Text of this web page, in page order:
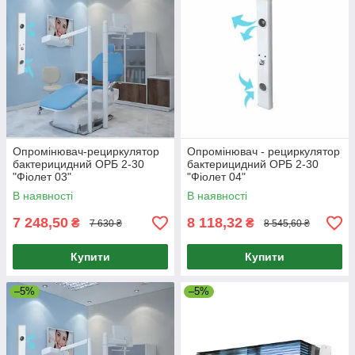
Опромінювач-рециркулятор
бактерицидний ОРБ 2-30
"Фіолет 03"
В наявності
7 248,50 ₴ 7 630 ₴
Купити
Опромінювач - рециркулятор
бактерицидний ОРБ 2-30
"Фіолет 04"
В наявності
8 118,32 ₴ 8 545,60 ₴
Купити
–5% –5%